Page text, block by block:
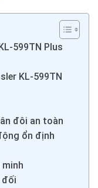
599TN Plus
KL-599TN
đôi an toàn
ổn định
đối